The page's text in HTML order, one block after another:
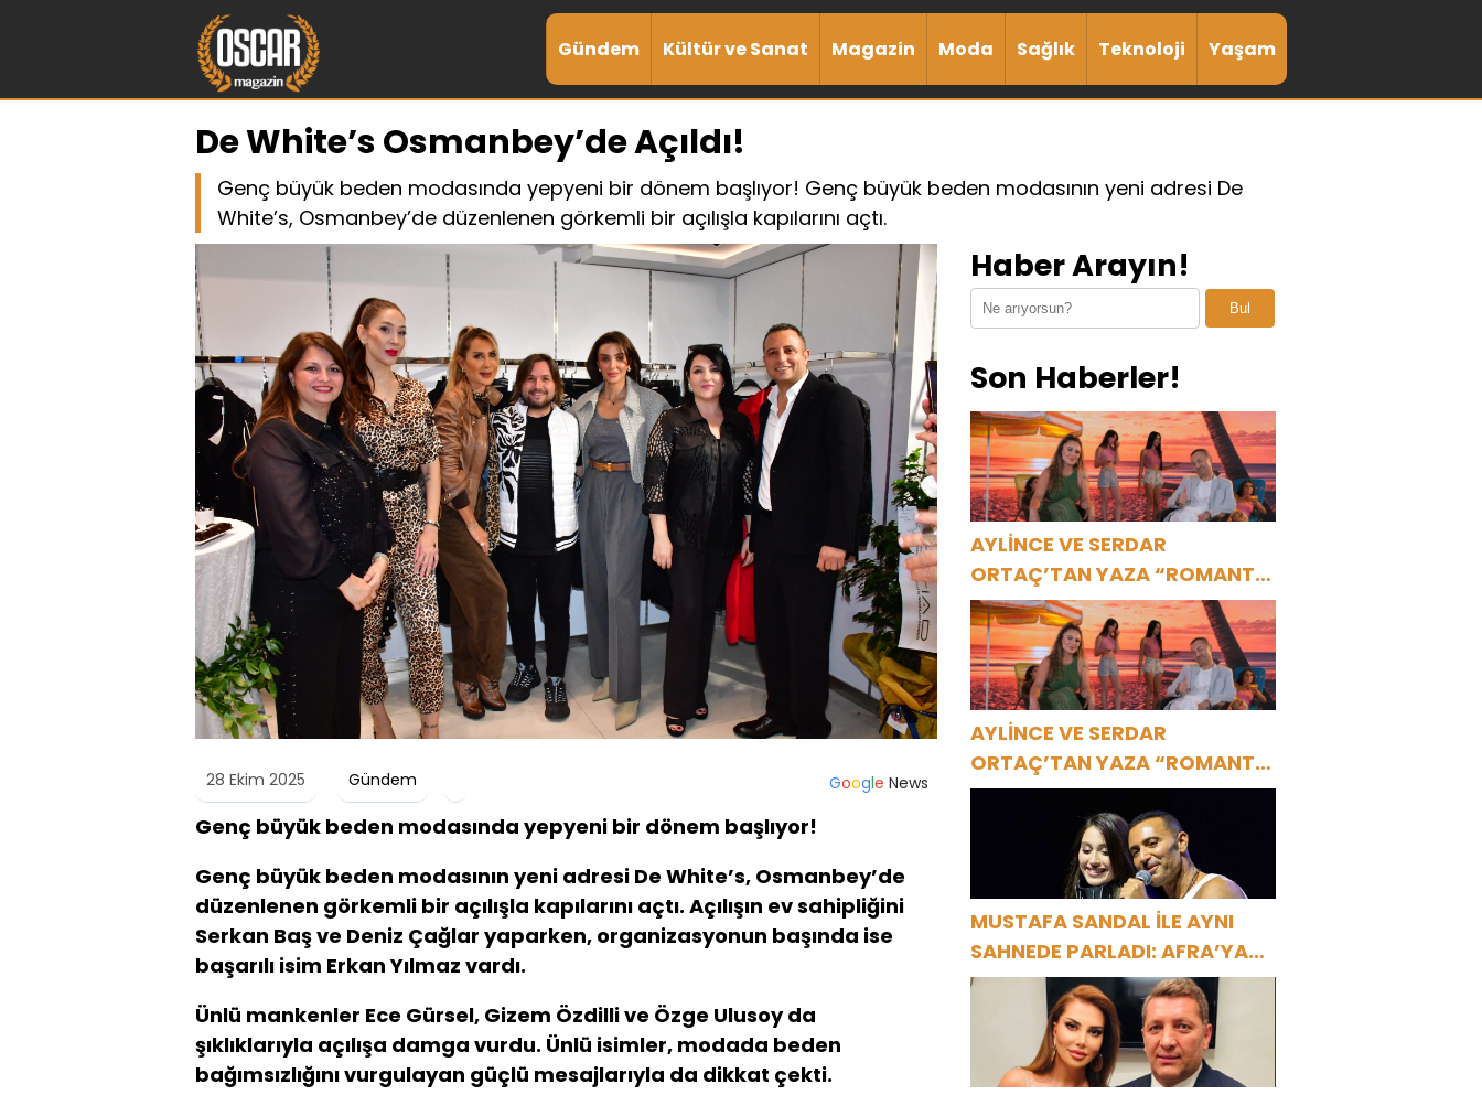
Gündem Kültür ve Sanat Magazin Moda Sağlık Teknoloji Yaşam
De White’s Osmanbey’de Açıldı!
Genç büyük beden modasında yepyeni bir dönem başlıyor! Genç büyük beden modasının yeni adresi De
White’s, Osmanbey’de düzenlenen görkemli bir açılışla kapılarını açtı.
28 Ekim 2025 Gündem Google News
Genç büyük beden modasında yepyeni bir dönem başlıyor!
Genç büyük beden modasının yeni adresi De White’s, Osmanbey’de
düzenlenen görkemli bir açılışla kapılarını açtı. Açılışın ev sahipliğini
Serkan Baş ve Deniz Çağlar yaparken, organizasyonun başında ise
başarılı isim Erkan Yılmaz vardı.
Ünlü mankenler Ece Gürsel, Gizem Özdilli ve Özge Ulusoy da
şıklıklarıyla açılışa damga vurdu. Ünlü isimler, modada beden
bağımsızlığını vurgulayan güçlü mesajlarıyla da dikkat çekti.
Haber Arayın!
Bul
Son Haberler!
AYLİNCE VE SERDAR
ORTAÇ’TAN YAZA “ROMANTİK
AŞK” BOMBASI!
AYLİNCE VE SERDAR
ORTAÇ’TAN YAZA “ROMANTİK
AŞK” BOMBASI!
MUSTAFA SANDAL İLE AYNI
SAHNEDE PARLADI: AFRA’YA
HARBİYE’DE BÜYÜK ALKIŞ